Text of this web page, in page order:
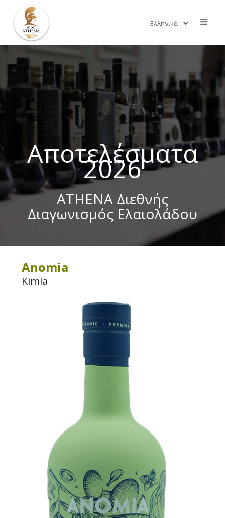
Αποτελέσματα
2026
ATHENA Διεθνής
Διαγωνισμός Ελαιολάδου
Anomia
Kimia